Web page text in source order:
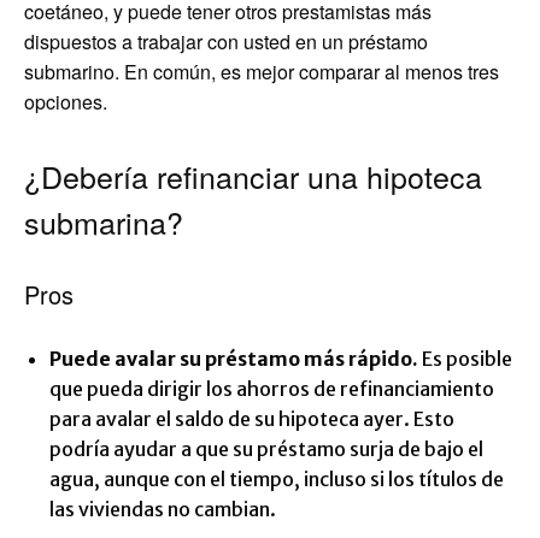
coetáneo, y puede tener otros prestamistas más
dispuestos a trabajar con usted en un préstamo
submarino. En común, es mejor comparar al menos tres
opciones.
¿Debería refinanciar una hipoteca
submarina?
Pros
Puede avalar su préstamo más rápido. Es posible
que pueda dirigir los ahorros de refinanciamiento
para avalar el saldo de su hipoteca ayer. Esto
podría ayudar a que su préstamo surja de bajo el
agua, aunque con el tiempo, incluso si los títulos de
las viviendas no cambian.